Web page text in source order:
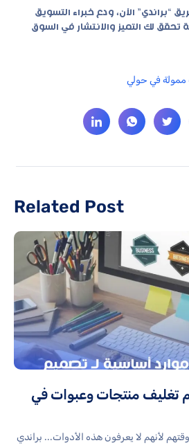
“براندي” الآن، ودع خبراء التسويق
لك التميز والانتشار في السوق
ممولة في حولي
Related Post
تغليف منتجات وعبوات في
لأنهم لا يعرفون هذه الأدوات... براندي